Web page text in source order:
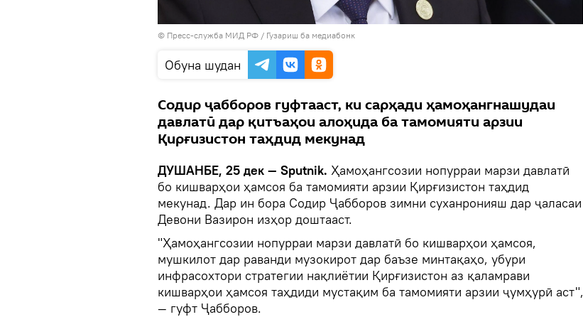
© Пресс-служба МИД РФ / Гузариш ба медиабонк
Обуна шудан
Содир ҷабборов гуфтааст, ки сарҳади ҳамоҳангнашудаи
давлатӣ дар қитъаҳои алоҳида ба тамомияти арзии
Қирғизистон таҳдид мекунад
ДУШАНБЕ, 25 дек — Sputnik. Ҳамоҳангсозии нопурраи марзи давлатӣ
бо кишварҳои ҳамсоя ба тамомияти арзии Қирғизистон таҳдид
мекунад. Дар ин бора Содир Ҷабборов зимни суханронияш дар ҷаласаи
Девони Вазирон изҳор доштааст.
"Ҳамоҳангсозии нопурраи марзи давлатӣ бо кишварҳои ҳамсоя,
мушкилот дар раванди музокирот дар баъзе минтақаҳо, убури
инфрасохтори стратегии нақлиётии Қирғизистон аз қаламрави
кишварҳои ҳамсоя таҳдиди мустақим ба тамомияти арзии ҷумҳурӣ аст",
— гуфт Ҷабборов.